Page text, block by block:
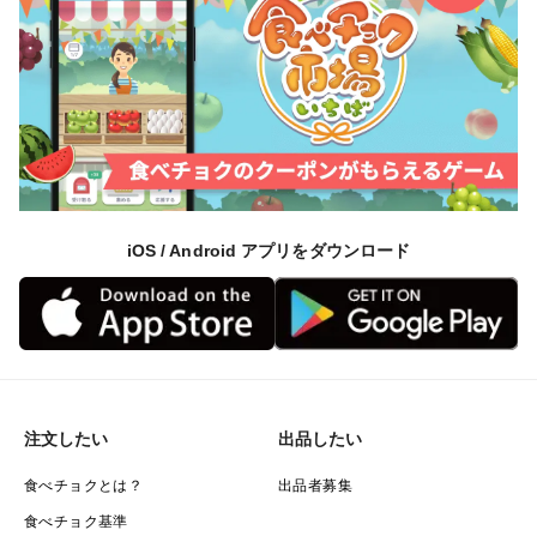
iOS / Android アプリをダウンロード
注文したい
食べチョクとは？
食べチョク基準
出品したい
出品者募集